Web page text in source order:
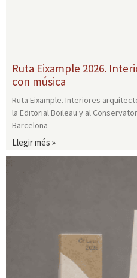
Ruta Eixample 2026.
con música
Ruta Eixample. Interiores
la Editorial Boileau y al
Barcelona
Llegir més »